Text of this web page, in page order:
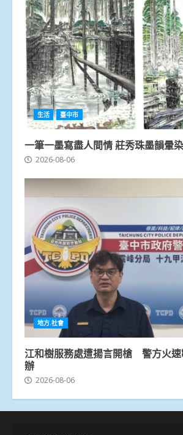
生活 臺中市
一筆一墨寫盡人間情 莊秀珠墨韻暈
2026-08-06
地方.社會
江和樹服務處遭揚言開槍 警方火
辦
2026-08-06